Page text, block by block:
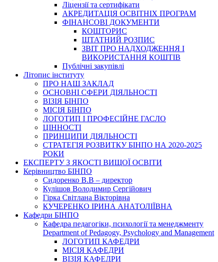
Ліцензії та сертифікати
АКРЕДИТАЦІЯ ОСВІТНІХ ПРОГРАМ
ФІНАНСОВІ ДОКУМЕНТИ
КОШТОРИС
ШТАТНИЙ РОЗПИС
ЗВІТ ПРО НАДХОДЖЕННЯ І
ВИКОРИСТАННЯ КОШТІВ
Публічні закупівлі
Літопис інституту
ПРО НАШ ЗАКЛАД
ОСНОВНІ СФЕРИ ДІЯЛЬНОСТІ
ВІЗІЯ БІНПО
МІСІЯ БІНПО
ЛОГОТИП І ПРОФЕСІЙНЕ ГАСЛО
ЦІННОСТІ
ПРИНЦИПИ ДІЯЛЬНОСТІ
СТРАТЕГІЯ РОЗВИТКУ БІНПО НА 2020-2025
РОКИ
ЕКСПЕРТУ З ЯКОСТІ ВИЩОЇ ОСВІТИ
Керівництво БІНПО
Сидоренко В.В – директор
Кулішов Володимир Сергійович
Гірка Світлана Вікторівна
КУЧЕРЕНКО ІРИНА АНАТОЛІЇВНА
Кафедри БІНПО
Кафедра педагогіки, психології та менеджменту
Department of Pedagogy, Psychology and Management
ЛОГОТИП КАФЕДРИ
МІСІЯ КАФЕДРИ
ВІЗІЯ КАФЕДРИ